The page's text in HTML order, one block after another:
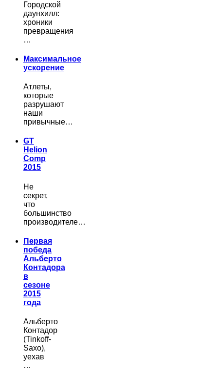
Городской
даунхилл:
хроники
превращения
…
Максимальное
ускорение
Атлеты,
которые
разрушают
наши
привычные…
GT
Helion
Comp
2015
Не
секрет,
что
большинство
производителе…
Первая
победа
Альберто
Контадора
в
сезоне
2015
года
Альберто
Контадор
(Tinkoff-
Saxo),
уехав
…